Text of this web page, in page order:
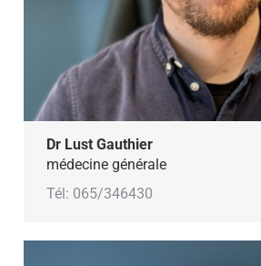
Dr Lust Gauthier
médecine générale
Tél: 065/346430